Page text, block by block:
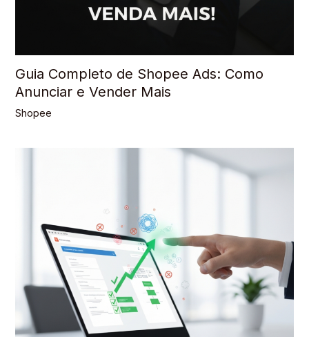
Guia Completo de Shopee Ads: Como
Anunciar e Vender Mais
Shopee